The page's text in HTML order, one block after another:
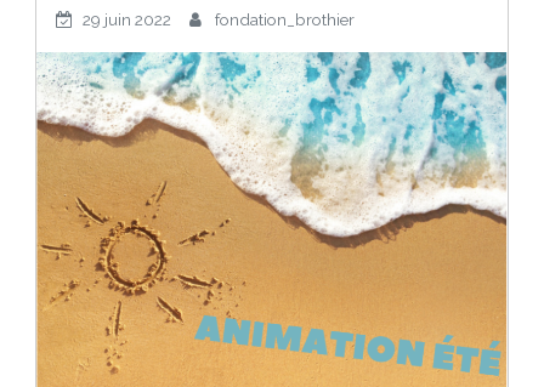
29 juin 2022 fondation_brothier